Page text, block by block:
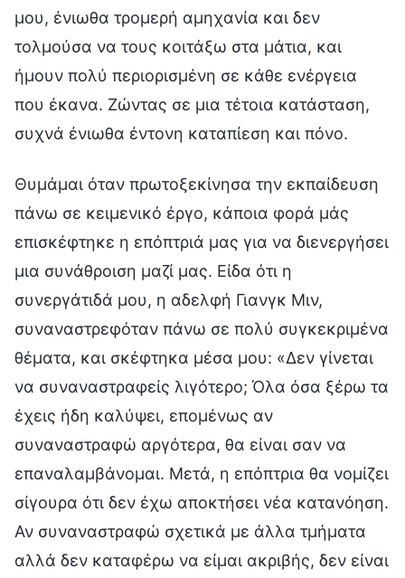
μου, ένιωθα τρομερή αμηχανία και δεν
τολμούσα να τους κοιτάξω στα μάτια, και
ήμουν πολύ περιορισμένη σε κάθε ενέργεια
που έκανα. Ζώντας σε μια τέτοια κατάσταση,
συχνά ένιωθα έντονη καταπίεση και πόνο.
Θυμάμαι όταν πρωτοξεκίνησα την εκπαίδευση
πάνω σε κειμενικό έργο, κάποια φορά μάς
επισκέφτηκε η επόπτριά μας για να διενεργήσει
μια συνάθροιση μαζί μας. Είδα ότι η
συνεργάτιδά μου, η αδελφή Γιανγκ Μιν,
συναναστρεφόταν πάνω σε πολύ συγκεκριμένα
θέματα, και σκέφτηκα μέσα μου: «Δεν γίνεται
να συναναστραφείς λιγότερο; Όλα όσα ξέρω τα
έχεις ήδη καλύψει, επομένως αν
συναναστραφώ αργότερα, θα είναι σαν να
επαναλαμβάνομαι. Μετά, η επόπτρια θα νομίζει
σίγουρα ότι δεν έχω αποκτήσει νέα κατανόηση.
Αν συναναστραφώ σχετικά με άλλα τμήματα
αλλά δεν καταφέρω να είμαι ακριβής, δεν είναι